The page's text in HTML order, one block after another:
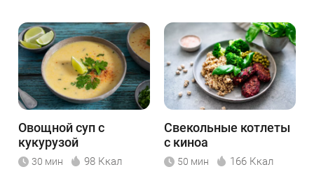
Овощной суп с
кукурузой
30 мин 98 Ккал
Свекольные котлеты
с киноа
50 мин 166 Ккал